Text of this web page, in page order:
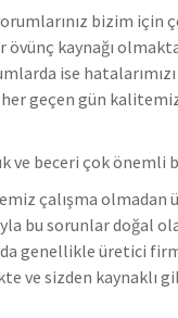
bizim için
kaynağı
ise
her geçen gün
ve beceri çok önemli
çalışma
bu sorunlar doğal
genellikle üretici
ve sizden kaynaklı